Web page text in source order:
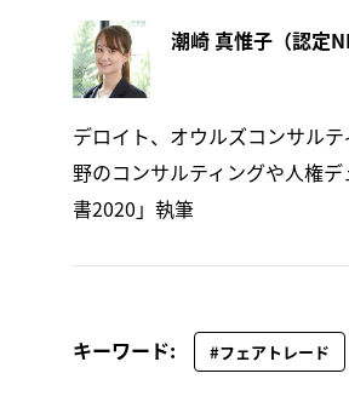
デロイト、オウルズコンサル
野のコンサルティングや人権
書2020」執筆
キーワード: #フェアトレード